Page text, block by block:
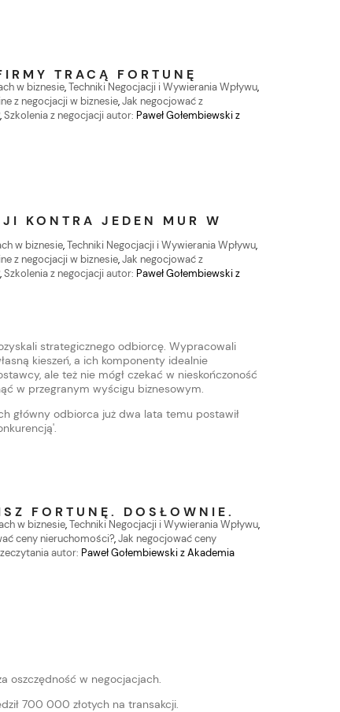
TRACĄ FORTUNĘ
w biznesie,Techniki Negocjacji i Wywierania Wpływu,
z negocjacji w biznesie,Jak negocjować z
,Szkolenia z negocjacji autor: Paweł Gołembiewski z
KONTRA JEDEN MUR W
w biznesie,Techniki Negocjacji i Wywierania Wpływu,
z negocjacji w biznesie,Jak negocjować z
,Szkolenia z negocjacji autor: Paweł Gołembiewski z
strategicznego odbiorcę. Wypracowali
kieszeń, a ich komponenty idealnie
ale też nie mógł czekać w nieskończoność
w przegranym wyścigu biznesowym.
główny odbiorca już dwa lata temu postawił
FORTUNĘ. DOSŁOWNIE.
w biznesie,Techniki Negocjacji i Wywierania Wpływu,
ceny nieruchomości?,Jak negocjować ceny
autor: Paweł Gołembiewski z Akademia
oszczędność w negocjacjach.
700 000 złotych na transakcji.